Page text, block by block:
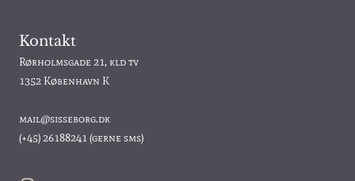
Kontakt
Rørholmsgade 21, kld tv
1352 København K
mail@sisseborg.dk
(+45)26188241(gerne sms)